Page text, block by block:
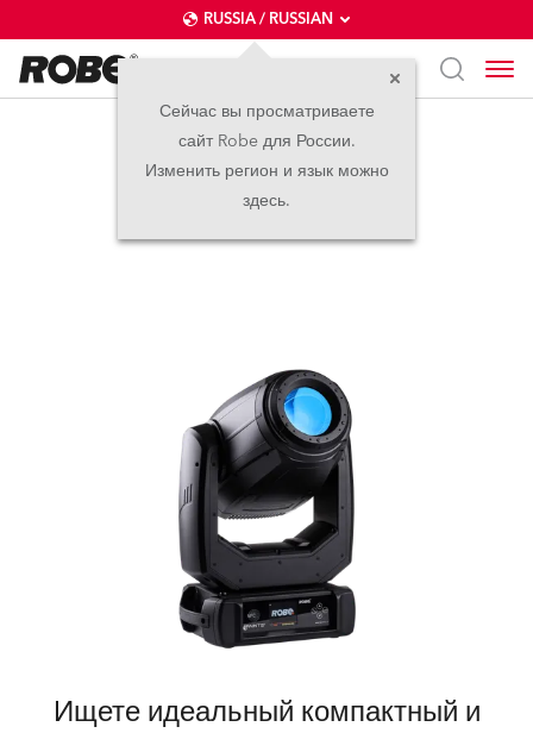
RUSSIA / RUSSIAN
Сейчас вы просматриваете
сайт Robe для России.
Изменить регион и язык можно
здесь.
iPAINTE®
IP65
Ищете идеальный компактный и